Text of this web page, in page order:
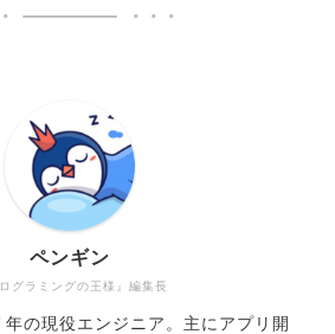
ログラミングの王様』編集長
ペンギン
の現役エンジニア。主にアプリ開